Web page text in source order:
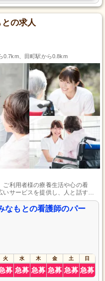
の求人
0.7km、田町駅から0.8km
ご利用者様の療養生活や心の看
サービスを提供し、人と話すの
。先輩職員が丁寧な指導を行うの
なもとの看護師のパー
火 水 木 金 土 日
募 急募 急募 急募 急募 急募